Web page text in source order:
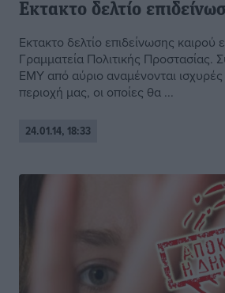
Εκτακτο δελτίο
Εκτακτο δελτίο επιδείνωσης καιρού
Γραμματεία Πολιτικής Προστασίας.
ΕΜΥ από αύριο αναμένονται
περιοχή μας, οι οποίες θα ...
24.01.14, 18:33